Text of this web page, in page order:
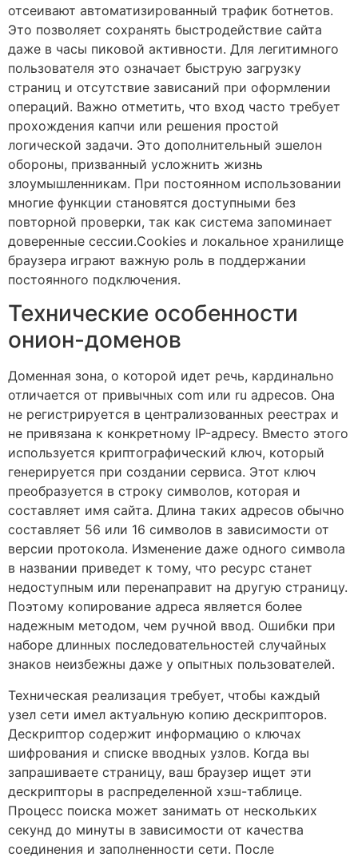
отсеивают автоматизированный трафик ботнетов.
Это позволяет сохранять быстродействие сайта
даже в часы пиковой активности. Для легитимного
пользователя это означает быструю загрузку
страниц и отсутствие зависаний при оформлении
операций. Важно отметить, что вход часто требует
прохождения капчи или решения простой
логической задачи. Это дополнительный эшелон
обороны, призванный усложнить жизнь
злоумышленникам. При постоянном использовании
многие функции становятся доступными без
повторной проверки, так как система запоминает
доверенные сессии.Cookies и локальное хранилище
браузера играют важную роль в поддержании
постоянного подключения.
Технические особенности
онион-доменов
Доменная зона, о которой идет речь, кардинально
отличается от привычных com или ru адресов. Она
не регистрируется в централизованных реестрах и
не привязана к конкретному IP-адресу. Вместо этого
используется криптографический ключ, который
генерируется при создании сервиса. Этот ключ
преобразуется в строку символов, которая и
составляет имя сайта. Длина таких адресов обычно
составляет 56 или 16 символов в зависимости от
версии протокола. Изменение даже одного символа
в названии приведет к тому, что ресурс станет
недоступным или перенаправит на другую страницу.
Поэтому копирование адреса является более
надежным методом, чем ручной ввод. Ошибки при
наборе длинных последовательностей случайных
знаков неизбежны даже у опытных пользователей.
Техническая реализация требует, чтобы каждый
узел сети имел актуальную копию дескрипторов.
Дескриптор содержит информацию о ключах
шифрования и списке вводных узлов. Когда вы
запрашиваете страницу, ваш браузер ищет эти
дескрипторы в распределенной хэш-таблице.
Процесс поиска может занимать от нескольких
секунд до минуты в зависимости от качества
соединения и заполненности сети. После